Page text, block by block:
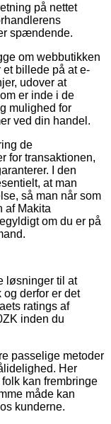
på nettet
spændende.
om webbutikken
billede på at e-
udover at
er inde i de
mulighed for
ved din handel.
de
for transaktionen,
I den
at man
så man når som
af Makita
om du er på
løsninger til at
derfor er det
ratings af
inden du
passelige metoder
Her
kan frembringe
måde kan
kunderne.